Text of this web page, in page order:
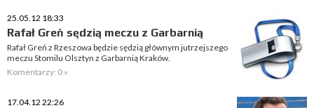
25.05.12 18:33
Rafał Greń sędzią meczu z Garbarnią
Rafał Greń z Rzeszowa będzie sędzią głównym jutrzejszego
meczu Stomilu Olsztyn z Garbarnią Kraków.
Komentarzy: 0 »
17.04.12 22:26